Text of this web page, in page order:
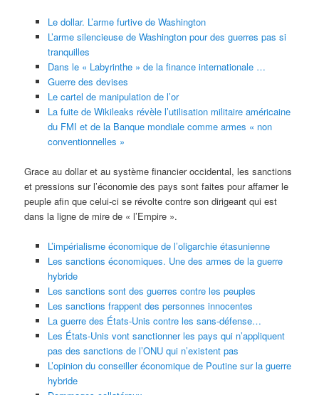
Le dollar. L’arme furtive de Washington
L’arme silencieuse de Washington pour des guerres pas si
tranquilles
Dans le « Labyrinthe » de la finance internationale …
Guerre des devises
Le cartel de manipulation de l’or
La fuite de Wikileaks révèle l’utilisation militaire américaine
du FMI et de la Banque mondiale comme armes « non
conventionnelles »
Grace au dollar et au système financier occidental, les sanctions
et pressions sur l’économie des pays sont faites pour affamer le
peuple afin que celui-ci se révolte contre son dirigeant qui est
dans la ligne de mire de « l’Empire ».
L’impérialisme économique de l’oligarchie étasunienne
Les sanctions économiques. Une des armes de la guerre
hybride
Les sanctions sont des guerres contre les peuples
Les sanctions frappent des personnes innocentes
La guerre des États-Unis contre les sans-défense…
Les États-Unis vont sanctionner les pays qui n’appliquent
pas des sanctions de l’ONU qui n’existent pas
L’opinion du conseiller économique de Poutine sur la guerre
hybride